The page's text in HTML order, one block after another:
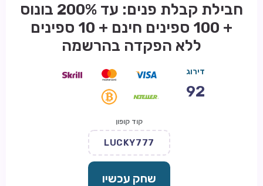
חבילת קבלת פנים: עד 200% בונוס
+ 100 ספינים חינם + 10 ספינים
ללא הפקדה בהרשמה
דירוג
92
קוד קופון
LUCKY777
שחק עכשיו